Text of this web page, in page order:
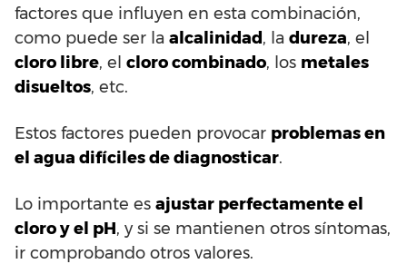
factores que influyen en esta combinación,
como puede ser la alcalinidad , la dureza, el
cloro libre, el cloro combinado, los metales
disueltos, etc.
Estos factores pueden provocar problemas en
el agua difíciles de diagnosticar.
Lo importante es ajustar perfectamente el
cloro y el pH, y si se mantienen otros síntomas,
ir comprobando otros valores.